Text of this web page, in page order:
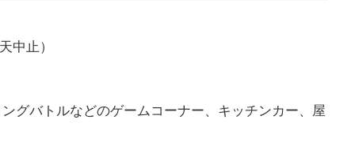
中止）
グバトルなどのゲームコーナー、キッチンカー、屋